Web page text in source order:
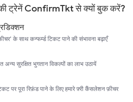
की ट्रेनें ConfirmTkt से क्यों बुक करें?
के साथ कन्फर्म्ड टिकट पाने की संभावना बढ़ाएँ
सुरक्षित भुगतान विकल्पों का लाभ उठायें
पर पूरा रिफ़ंड पाने के लिए हमारे फ़्री कैंसलेशन फ़ीचर